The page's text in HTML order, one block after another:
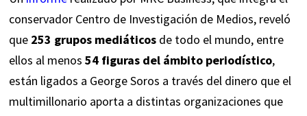
conservador Centro de Investigación de Medios, reveló
que 253 grupos mediáticosde todo el mundo, entre
ellos al menos 54 figuras del ámbito periodístico,
están ligados a George Soros a través del dinero que el
multimillonario aporta a distintas organizaciones que